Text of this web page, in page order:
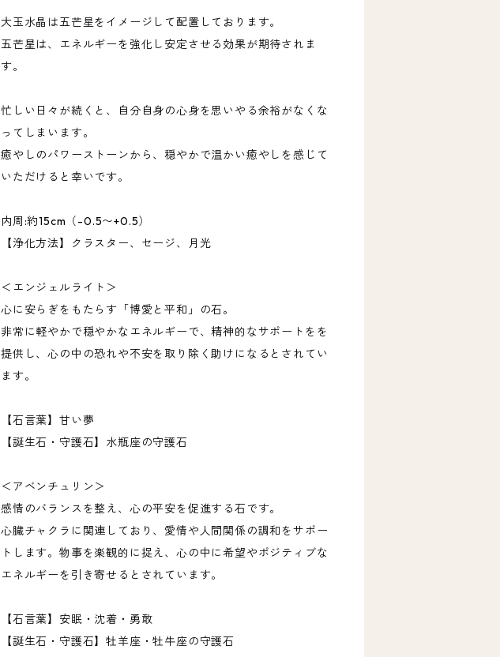
大玉水晶は五芒星をイメージして配置しております。
五芒星は、エネルギーを強化し安定させる効果が期待されま
す。
忙しい日々が続くと、自分自身の心身を思いやる余裕がなくな
ってしまいます。
癒やしのパワーストーンから、穏やかで温かい癒やしを感じて
いただけると幸いです。
内周:約15cm（-0.5〜+0.5）
【浄化方法】クラスター、セージ、月光
＜エンジェルライト＞
心に安らぎをもたらす「博愛と平和」の石。
非常に軽やかで穏やかなエネルギーで、精神的なサポートをを
提供し、心の中の恐れや不安を取り除く助けになるとされてい
ます。
【石言葉】甘い夢
【誕生石・守護石】水瓶座の守護石
＜アベンチュリン＞
感情のバランスを整え、心の平安を促進する石です。
心臓チャクラに関連しており、愛情や人間関係の調和をサポー
トします。物事を楽観的に捉え、心の中に希望やポジティブな
エネルギーを引き寄せるとされています。
【石言葉】安眠・沈着・勇敢
【誕生石・守護石】牡羊座・牡牛座の守護石